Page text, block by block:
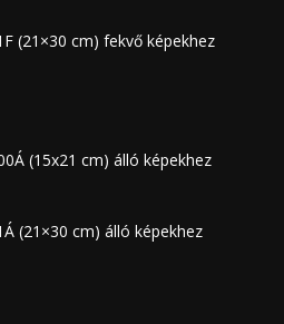
(21×30 cm) fekvő képekhez
(15x21 cm) álló képekhez
(21×30 cm) álló képekhez